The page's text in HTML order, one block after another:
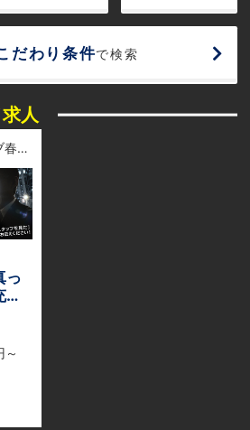
だわり条件で検索
人
I♥KASUKABE(アイラブ春日部)
っ
～